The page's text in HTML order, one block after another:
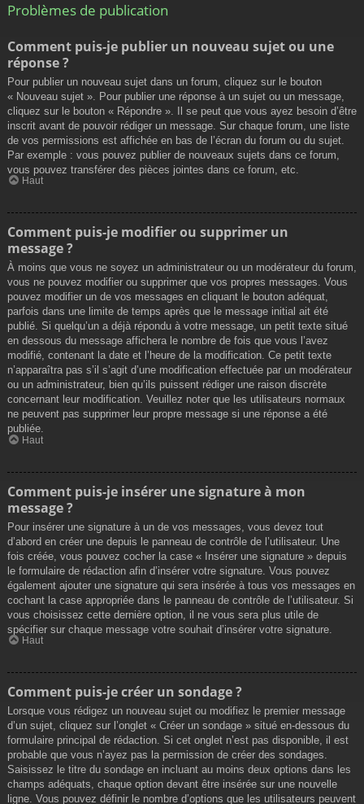
Problèmes de publication
Comment puis-je publier un nouveau sujet ou une
réponse ?
Pour publier un nouveau sujet dans un forum, cliquez sur le bouton
« Nouveau sujet ». Pour publier une réponse à un sujet ou un message,
cliquez sur le bouton « Répondre ». Il se peut que vous ayez besoin d’être
inscrit avant de pouvoir rédiger un message. Sur chaque forum, une liste
de vos permissions est affichée en bas de l’écran du forum ou du sujet.
Par exemple : vous pouvez publier de nouveaux sujets dans ce forum,
vous pouvez transférer des pièces jointes dans ce forum, etc.
Haut
Comment puis-je modifier ou supprimer un
message ?
À moins que vous ne soyez un administrateur ou un modérateur du forum,
vous ne pouvez modifier ou supprimer que vos propres messages. Vous
pouvez modifier un de vos messages en cliquant le bouton adéquat,
parfois dans une limite de temps après que le message initial ait été
publié. Si quelqu’un a déjà répondu à votre message, un petit texte situé
en dessous du message affichera le nombre de fois que vous l’avez
modifié, contenant la date et l’heure de la modification. Ce petit texte
n’apparaîtra pas s’il s’agit d’une modification effectuée par un modérateur
ou un administrateur, bien qu’ils puissent rédiger une raison discrète
concernant leur modification. Veuillez noter que les utilisateurs normaux
ne peuvent pas supprimer leur propre message si une réponse a été
publiée.
Haut
Comment puis-je insérer une signature à mon
message ?
Pour insérer une signature à un de vos messages, vous devez tout
d’abord en créer une depuis le panneau de contrôle de l’utilisateur. Une
fois créée, vous pouvez cocher la case « Insérer une signature » depuis
le formulaire de rédaction afin d’insérer votre signature. Vous pouvez
également ajouter une signature qui sera insérée à tous vos messages en
cochant la case appropriée dans le panneau de contrôle de l’utilisateur. Si
vous choisissez cette dernière option, il ne vous sera plus utile de
spécifier sur chaque message votre souhait d’insérer votre signature.
Haut
Comment puis-je créer un sondage ?
Lorsque vous rédigez un nouveau sujet ou modifiez le premier message
d’un sujet, cliquez sur l’onglet « Créer un sondage » situé en-dessous du
formulaire principal de rédaction. Si cet onglet n’est pas disponible, il est
probable que vous n’ayez pas la permission de créer des sondages.
Saisissez le titre du sondage en incluant au moins deux options dans les
champs adéquats, chaque option devant être insérée sur une nouvelle
ligne. Vous pouvez définir le nombre d’options que les utilisateurs peuvent